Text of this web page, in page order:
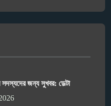
জন্য সুখবর: ডেল্টা